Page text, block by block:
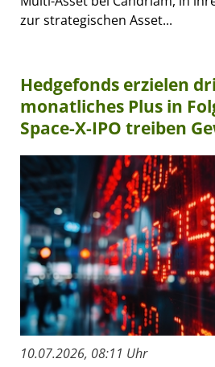
zur strategischen Asset...
Hedgefonds erzielen
monatliches Plus in
Space-X-IPO treiben
10.07.2026, 08:11 Uhr